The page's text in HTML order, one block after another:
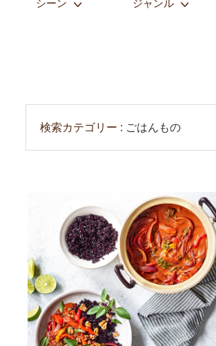
シーン ジャンル
検索カテゴリー ごはんもの